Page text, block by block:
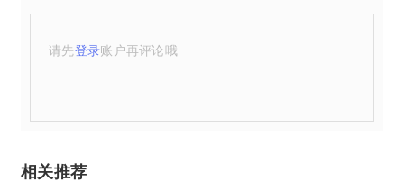
请先登录账户再评论哦
相关推荐